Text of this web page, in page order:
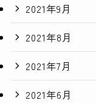
2021年9月
2021年8月
2021年7月
2021年6月